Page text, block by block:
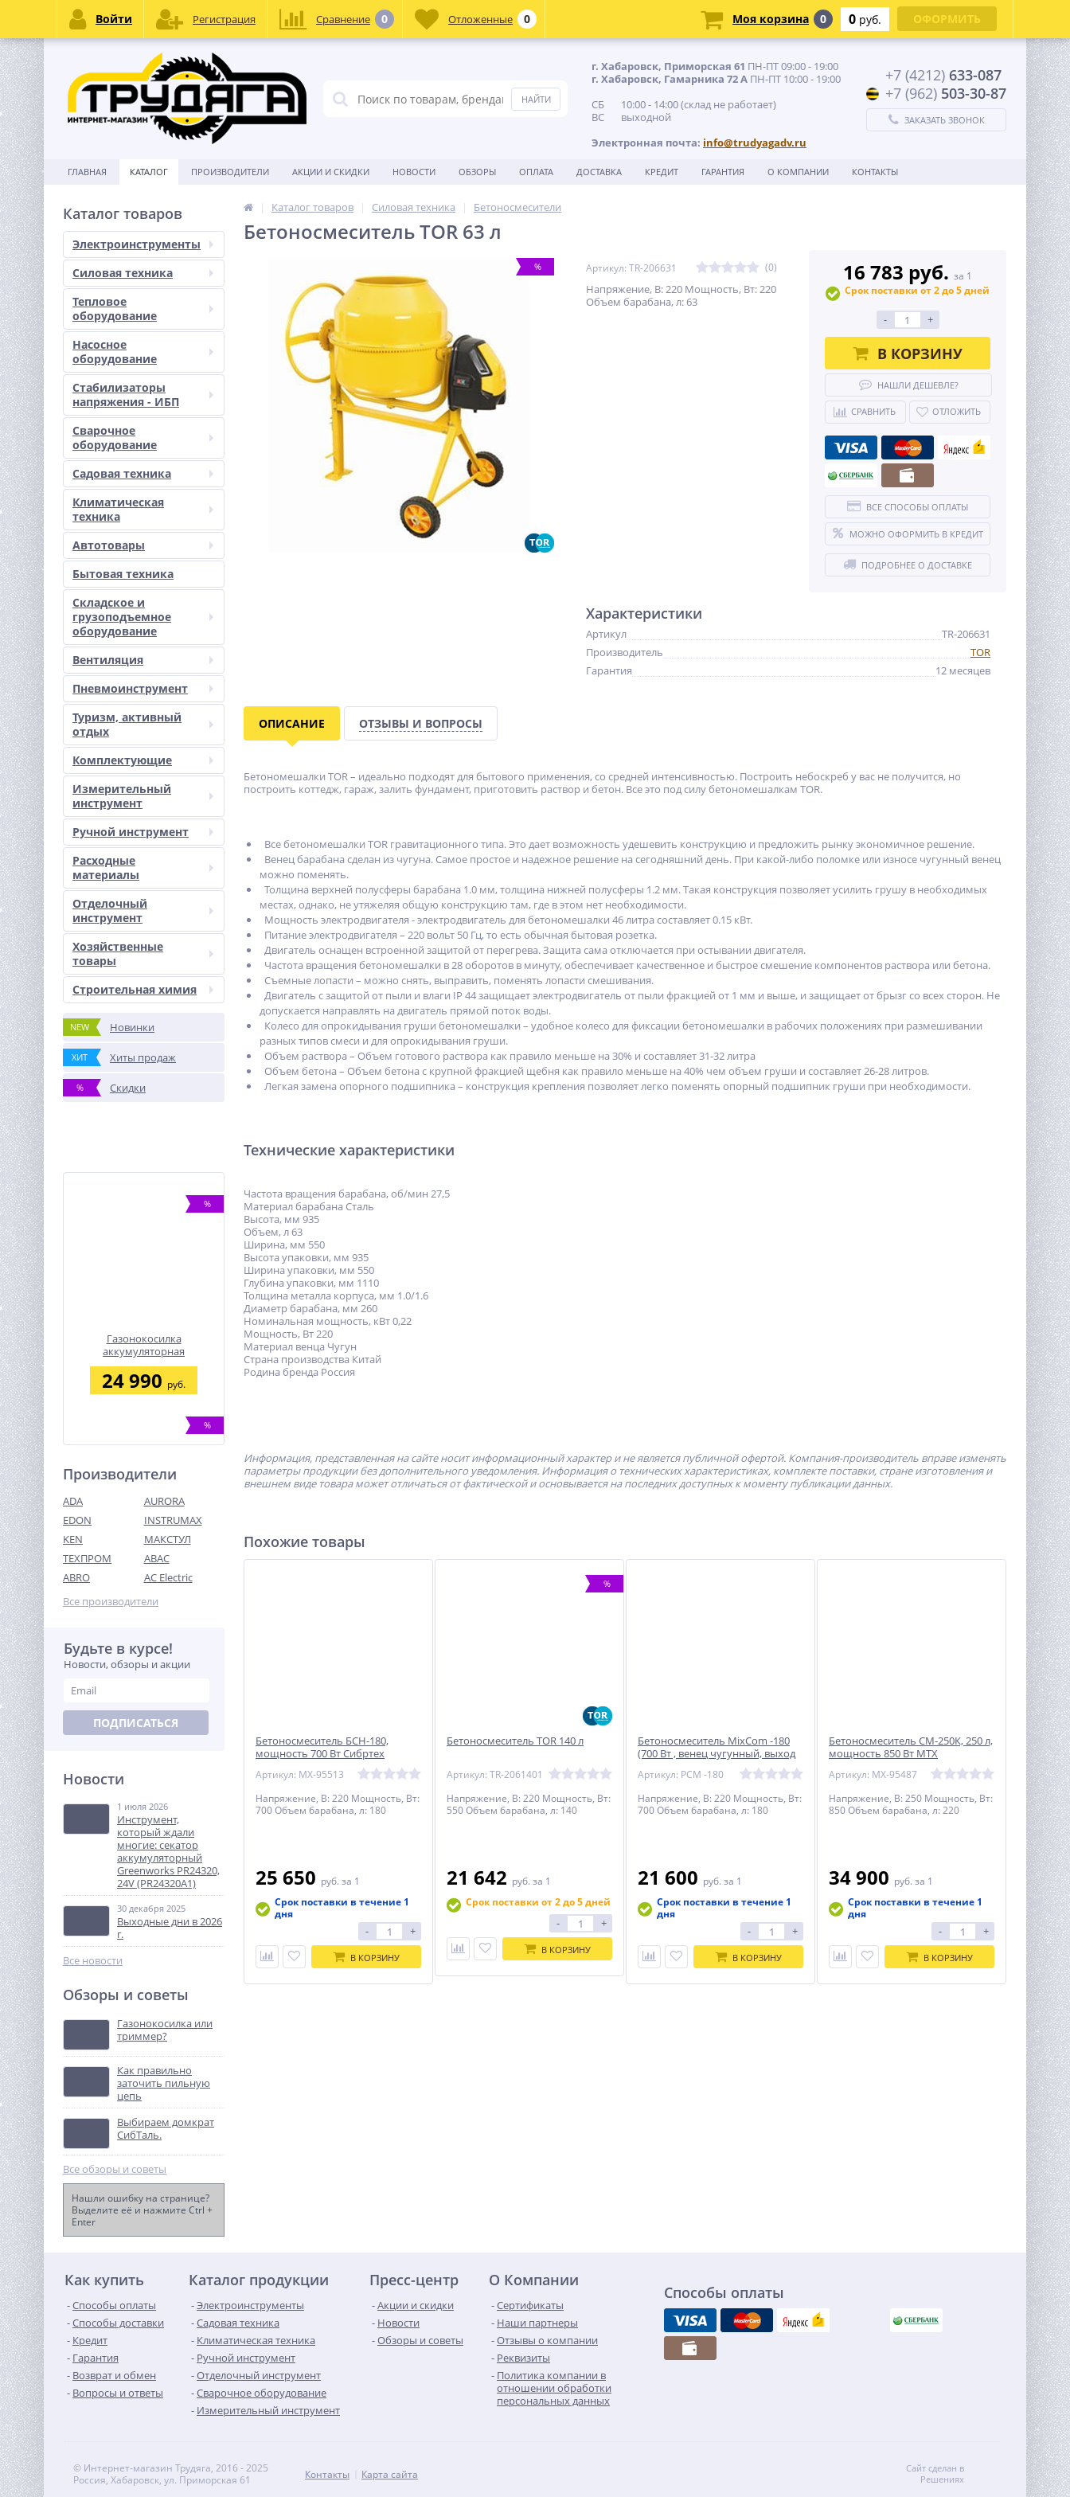
г. Хабаровск, Приморская 61 ПН-ПТ 09:00 - 19:00
г. Хабаровск, Гамарника 72 А ПН-ПТ 10:00 - 19:00
СБ 10:00 - 14:00 (склад не работает)
ВС выходной
Электронная почта: info@trudyagadv.ru
+7 (4212) 633-087
+7 (962) 503-30-87
ЗАКАЗАТЬ ЗВОНОК
ГЛАВНАЯ КАТАЛОГ ПРОИЗВОДИТЕЛИ АКЦИИ И СКИДКИ НОВОСТИ ОБЗОРЫ ОПЛАТА ДОСТАВКА КРЕДИТ ГАРАНТИЯ О КОМПАНИИ КОНТАКТЫ
Каталог товаров
Электроинструменты
Силовая техника
Тепловое
оборудование
Насосное
оборудование
Стабилизаторы
напряжения - ИБП
Сварочное
оборудование
Садовая техника
Климатическая
техника
Автотовары
Бытовая техника
Складское и
грузоподъемное
оборудование
Вентиляция
Пневмоинструмент
Туризм, активный
отдых
Комплектующие
Измерительный
инструмент
Ручной инструмент
Расходные
материалы
Отделочный
инструмент
Хозяйственные
товары
Строительная химия
NEW Новинки
ХИТ Хиты продаж
% Скидки
%
Газонокосилка
аккумуляторная
Greenworks G40LM35K2,
40V, 35 см, c 1хАКБ 2 А.ч и
ЗУ
24 990 руб.
%
Быстрое зарядное
устройство для 2-х
аккумуляторов Greenworks
G40UC8,40V (2938807)
5 990
Виброплита TOR C-90L(R)
48 802руб.
%
Штабелер самоходный 1,5
(сопровождаемый)
297 870
%
ударная акк. Greenworks
(3704107CUB)
Производители
ADA
AURORA
EDON
INSTRUMAX
KEN
МАКСТУЛ
ТЕХПРОМ
ABAC
ABRO
AC Electric
Все производители
Будьте в курсе!
Новости, обзоры и акции
ПОДПИСАТЬСЯ
Новости
1 июля 2026
Инструмент,
который ждали
многие: секатор
аккумуляторный
Greenworks PR24320,
24V (PR24320A1)
30 декабря 2025
Выходные дни в 2026
г.
Все новости
Обзоры и советы
Газонокосилка или
триммер?
Как правильно
заточить пильную
цепь
Выбираем домкрат
СибТаль.
Все обзоры и советы
Нашли ошибку на странице?
Выделите её и нажмите Ctrl +
Enter
Каталог товаров Силовая техника Бетоносмесители
Бетоносмеситель TOR 63 л
% Артикул: TR-206631 (0)
Напряжение, В: 220 Мощность, Вт: 220
Объем барабана, л: 63
16 783 руб. за 1
Срок поставки от 2 до 5 дней
- +
В КОРЗИНУ
НАШЛИ ДЕШЕВЛЕ?
СРАВНИТЬ ОТЛОЖИТЬ
ВСЕ СПОСОБЫ ОПЛАТЫ
МОЖНО ОФОРМИТЬ В КРЕДИТ
ПОДРОБНЕЕ О ДОСТАВКЕ
Характеристики
Артикул
TR-206631
Производитель
TOR
Гарантия
12 месяцев
ОПИСАНИЕ ОТЗЫВЫ И ВОПРОСЫ
Бетономешалки TOR – идеально подходят для бытового применения, со средней интенсивностью. Построить небоскреб у вас не получится, но
построить коттедж, гараж, залить фундамент, приготовить раствор и бетон. Все это под силу бетономешалкам TOR.
Все бетономешалки TOR гравитационного типа. Это дает возможность удешевить конструкцию и предложить рынку экономичное решение.
Венец барабана сделан из чугуна. Самое простое и надежное решение на сегодняшний день. При какой-либо поломке или износе чугунный венец
можно поменять.
Толщина верхней полусферы барабана 1.0 мм, толщина нижней полусферы 1.2 мм. Такая конструкция позволяет усилить грушу в необходимых
местах, однако, не утяжеляя общую конструкцию там, где в этом нет необходимости.
Мощность электродвигателя - электродвигатель для бетономешалки 46 литра составляет 0.15 кВт.
Питание электродвигателя – 220 вольт 50 Гц, то есть обычная бытовая розетка.
Двигатель оснащен встроенной защитой от перегрева. Защита сама отключается при остывании двигателя.
Частота вращения бетономешалки в 28 оборотов в минуту, обеспечивает качественное и быстрое смешение компонентов раствора или бетона.
Съемные лопасти – можно снять, выправить, поменять лопасти смешивания.
Двигатель с защитой от пыли и влаги IP 44 защищает электродвигатель от пыли фракцией от 1 мм и выше, и защищает от брызг со всех сторон. Не
допускается направлять на двигатель прямой поток воды.
Колесо для опрокидывания груши бетономешалки – удобное колесо для фиксации бетономешалки в рабочих положениях при размешивании
разных типов смеси и для опрокидывания груши.
Объем раствора – Объем готового раствора как правило меньше на 30% и составляет 31-32 литра
Объем бетона – Объем бетона с крупной фракцией щебня как правило меньше на 40% чем объем груши и составляет 26-28 литров.
Легкая замена опорного подшипника – конструкция крепления позволяет легко поменять опорный подшипник груши при необходимости.
Технические характеристики
Частота вращения барабана, об/мин 27,5
Материал барабана Сталь
Высота, мм 935
Объем, л 63
Ширина, мм 550
Высота упаковки, мм 935
Ширина упаковки, мм 550
Глубина упаковки, мм 1110
Толщина металла корпуса, мм 1.0/1.6
Диаметр барабана, мм 260
Номинальная мощность, кВт 0,22
Мощность, Вт 220
Материал венца Чугун
Страна производства Китай
Родина бренда Россия
Информация, представленная на сайте носит информационный характер и не является публичной офертой. Компания-производитель вправе изменять
параметры продукции без дополнительного уведомления. Информация о технических характеристиках, комплекте поставки, стране изготовления и
внешнем виде товара может отличаться от фактической и основывается на последних доступных к моменту публикации данных.
Похожие товары
Бетоносмеситель БСН-180,
мощность 700 Вт Сибртех
Артикул: MX-95513
Напряжение, В: 220 Мощность, Вт:
700 Объем барабана, л: 180
25 650 руб. за 1
Срок поставки в течение 1
дня
- +
В КОРЗИНУ
%
Бетоносмеситель TOR 140 л
Артикул: TR-2061401
Напряжение, В: 220 Мощность, Вт:
550 Объем барабана, л: 140
21 642 руб. за 1
Срок поставки от 2 до 5 дней
- +
В КОРЗИНУ
Бетоносмеситель MixCom -180
(700 Вт , венец чугунный, выход
Артикул: PCM -180
Напряжение, В: 220 Мощность, Вт:
700 Объем барабана, л: 180
21 600 руб. за 1
Срок поставки в течение 1
дня
- +
В КОРЗИНУ
Бетоносмеситель СМ-250К, 250 л,
мощность 850 Вт МТХ
Артикул: MX-95487
Напряжение, В: 250 Мощность, Вт:
850 Объем барабана, л: 220
34 900 руб. за 1
Срок поставки в течение 1
дня
- +
В КОРЗИНУ
Как купить
Способы оплаты
Способы доставки
Кредит
Гарантия
Возврат и обмен
Вопросы и ответы
Каталог продукции
Электроинструменты
Садовая техника
Климатическая техника
Ручной инструмент
Отделочный инструмент
Сварочное оборудование
Измерительный инструмент
Пресс-центр
Акции и скидки
Новости
Обзоры и советы
О Компании
Сертификаты
Наши партнеры
Отзывы о компании
Реквизиты
Политика компании в
отношении обработки
персональных данных
Способы оплаты
© Интернет-магазин Трудяга, 2016 - 2025
Россия, Хабаровск, ул. Приморская 61
Контакты Карта сайта
Сайт сделан в
Решениях
Войти Регистрация Сравнение 0 Отложенные 0 Моя корзина 0 0 руб. ОФОРМИТЬ